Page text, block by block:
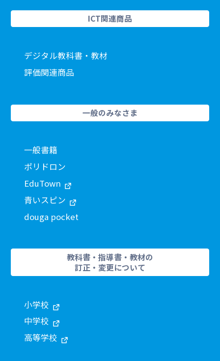
ICT関連商品
デジタル教科書・教材
評価関連商品
一般のみなさま
一般書籍
ポリドロン
EduTown
青いスピン
douga pocket
教科書・指導書・教材の
訂正・変更について
小学校
中学校
高等学校